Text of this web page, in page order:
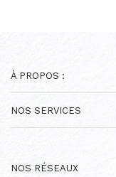
À PROPOS :
NOS SERVICES
NOS RÉSEAUX